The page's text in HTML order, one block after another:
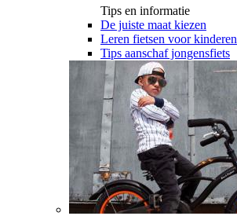
Tips en informatie
De juiste maat kiezen
Leren fietsen voor kinderen
Tips aanschaf jongensfiets